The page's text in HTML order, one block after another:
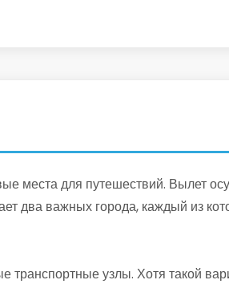
места для путешествий. Вылет
два важных города, каждый из
транспортные узлы. Хотя такой